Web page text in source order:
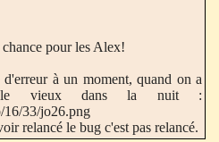
pour les Alex!
à un moment, quand on a
le vieux dans la nuit :
16/33/jo26.png
relancé le bug c'est pas relancé.